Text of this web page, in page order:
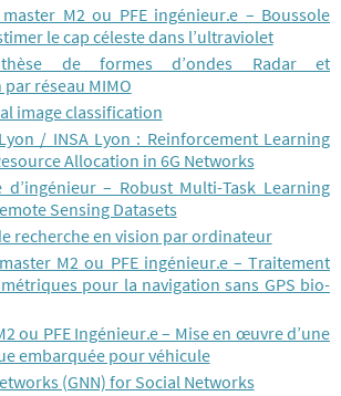
M2 ou PFE ingénieur.e – Boussole
le cap céleste dans l’ultraviolet
de formes d’ondes Radar et
réseau MIMO
image classification
/ INSA Lyon : Reinforcement Learning
Allocation in 6G Networks
d’ingénieur – Robust Multi-Task Learning
Sensing Datasets
recherche en vision par ordinateur
M2 ou PFE ingénieur.e – Traitement
pour la navigation sans GPS bio-
ou PFE Ingénieur.e – Mise en œuvre d’une
embarquée pour véhicule
(GNN) for Social Networks